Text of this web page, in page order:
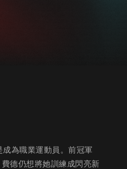
為職業運動員。前冠軍
德仍想將她訓練成閃亮新